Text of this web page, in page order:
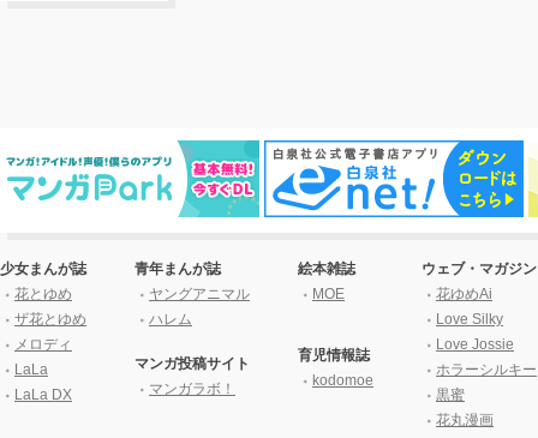
少女まんが誌
花とゆめ
ザ花とゆめ
メロディ
LaLa
LaLa DX
青年まんが誌
ヤングアニマル
ハレム
マンガ投稿サイト
マンガラボ！
絵本雑誌
MOE
育児情報誌
kodomoe
ウェブ・マガジン
花ゆめAi
Love Silky
Love Jossie
ホラーシルキー
黒蜜
花丸漫画